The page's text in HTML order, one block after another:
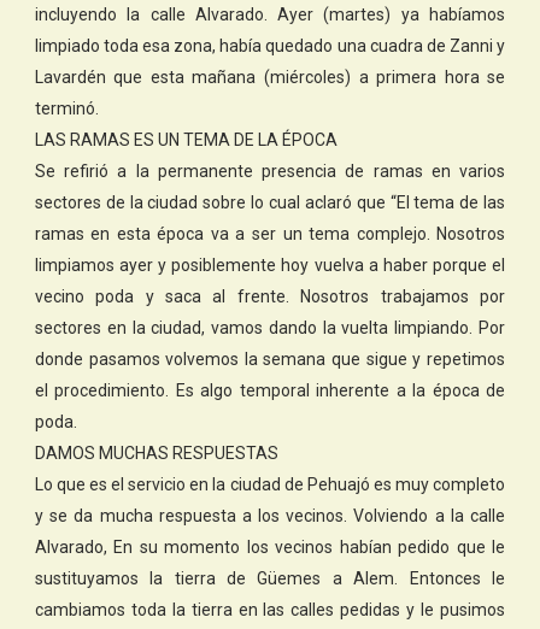
incluyendo la calle Alvarado. Ayer (martes) ya habíamos
limpiado toda esa zona, había quedado una cuadra de Zanni y
Lavardén que esta mañana (miércoles) a primera hora se
terminó.
LAS RAMAS ES UN TEMA DE LA ÉPOCA
Se refirió a la permanente presencia de ramas en varios
sectores de la ciudad sobre lo cual aclaró que “El tema de las
ramas en esta época va a ser un tema complejo. Nosotros
limpiamos ayer y posiblemente hoy vuelva a haber porque el
vecino poda y saca al frente. Nosotros trabajamos por
sectores en la ciudad, vamos dando la vuelta limpiando. Por
donde pasamos volvemos la semana que sigue y repetimos
el procedimiento. Es algo temporal inherente a la época de
poda.
DAMOS MUCHAS RESPUESTAS
Lo que es el servicio en la ciudad de Pehuajó es muy completo
y se da mucha respuesta a los vecinos. Volviendo a la calle
Alvarado, En su momento los vecinos habían pedido que le
sustituyamos la tierra de Güemes a Alem. Entonces le
cambiamos toda la tierra en las calles pedidas y le pusimos